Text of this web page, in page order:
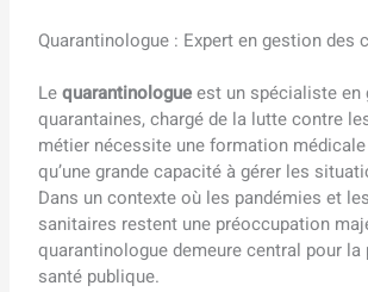
Quarantinologue : Expert en gestion des
Lequarantinologueest un spécialiste en
quarantaines, chargé de la lutte contre
métier nécessite une formation
qu’une grande capacité à gérer les
Dans un contexte où les pandémies et
sanitaires restent une préoccupation
quarantinologue demeure central pour
santé publique.